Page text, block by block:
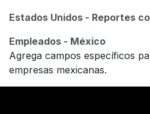
Estados Unidos - Reportes
Empleados - México
Agrega campos específicos
empresas mexicanas.